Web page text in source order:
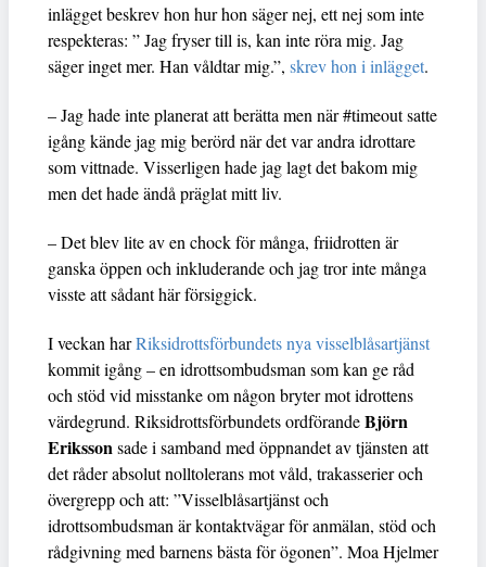
inlägget beskrev hon hur hon säger nej, ett nej som inte
respekteras: ” Jag fryser till is, kan inte röra mig. Jag
säger inget mer. Han våldtar mig.”, skrev hon i inlägget.
– Jag hade inte planerat att berätta men när #timeout satte
igång kände jag mig berörd när det var andra idrottare
som vittnade. Visserligen hade jag lagt det bakom mig
men det hade ändå präglat mitt liv.
– Det blev lite av en chock för många, friidrotten är
ganska öppen och inkluderande och jag tror inte många
visste att sådant här försiggick.
I veckan harRiksidrottsförbundets nya visselblåsartjänst
kommit igång – en idrottsombudsman som kan ge råd
och stöd vid misstanke om någon bryter mot idrottens
värdegrund. Riksidrottsförbundets ordförandeBjörn
Erikssonsade i samband med öppnandet av tjänsten att
det råder absolut nolltolerans mot våld, trakasserier och
övergrepp och att: ”Visselblåsartjänst och
idrottsombudsman är kontaktvägar för anmälan, stöd och
rådgivning med barnens bästa för ögonen”. Moa Hjelmer